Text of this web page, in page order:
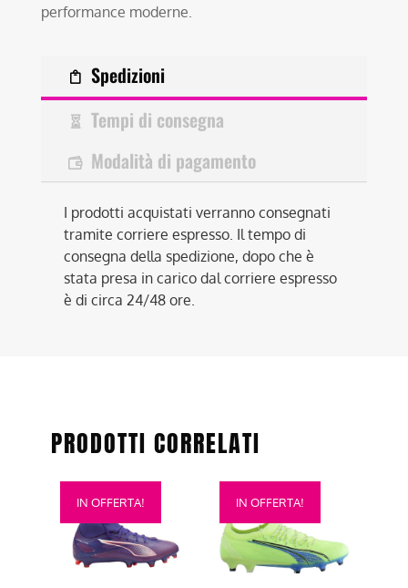
performance moderne.
Spedizioni
Tempi di consegna
Modalità di pagamento
I prodotti acquistati verranno consegnati
tramite corriere espresso. Il tempo di
consegna della spedizione, dopo che è
stata presa in carico dal corriere espresso
è di circa 24/48 ore.
PRODOTTI CORRELATI
IN OFFERTA!
Questo
prodotto
IN OFFERTA!
Questo
prodotto
ha
più
varianti.